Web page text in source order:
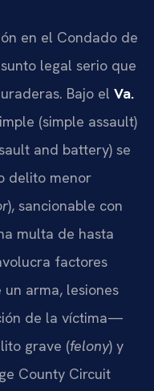
en el Condado de
legal serio que
Bajo el Va.
(simple assault)
and battery) se
delito menor
), sancionable con
multa de hasta
factores
arma, lesiones
de la víctima—
grave (felony) y
County Circuit